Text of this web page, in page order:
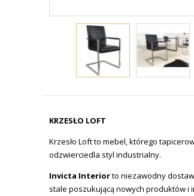
KRZESŁO LOFT
Krzesło Loft to mebel, którego
odzwierciedla styl industrialny.
Invicta Interiorto niezawodny
stale poszukującą nowych produktów i